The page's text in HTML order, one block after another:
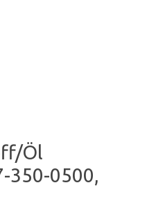
Öl
350-0500,